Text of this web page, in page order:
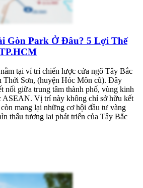
Gòn Park Ở Đâu? 5 Lợi Thế
tại ví trí chiến lược cửa ngõ Tây Bắc
Thới Sơn, (huyện Hóc Môn cũ). Đây
nối giữa trung tâm thành phố, vùng kinh
ASEAN. Vị trí này không chỉ sở hữu kết
mang lại những cơ hội đầu tư vàng
thấu tương lai phát triển của Tây Bắc